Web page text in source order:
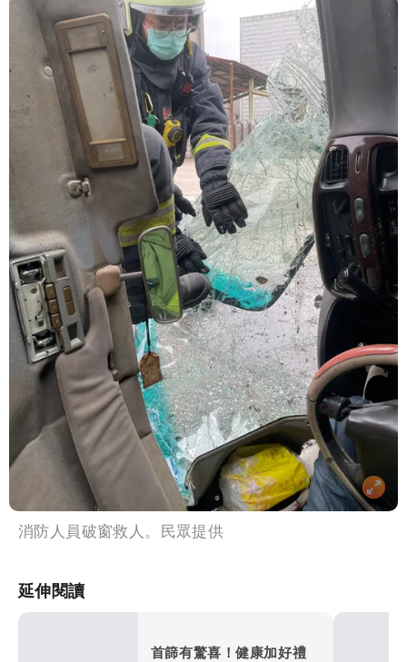
消防人員破窗救人。民眾提供
延伸閱讀
首篩有驚喜！健康加好禮